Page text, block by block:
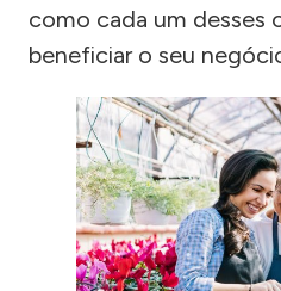
como cada um desses
beneficiar o seu